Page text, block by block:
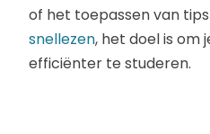
of het toepassen van
snellezen, het doel is om
efficiënter te studeren.